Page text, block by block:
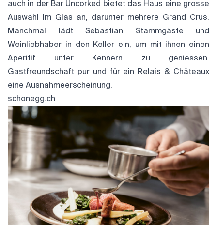
auch in der Bar Uncorked bietet das Haus eine grosse
Auswahl im Glas an, darunter mehrere Grand Crus.
Manchmal lädt Sebastian Stammgäste und
Weinliebhaber in den Keller ein, um mit ihnen einen
Aperitif unter Kennern zu geniessen.
Gastfreundschaft pur und für ein Relais & Châteaux
eine Ausnahmeerscheinung.
schonegg.ch